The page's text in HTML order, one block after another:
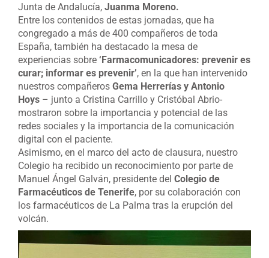
Junta de Andalucía, Juanma Moreno.
Entre los contenidos de estas jornadas, que ha
congregado a más de 400 compañeros de toda
España, también ha destacado la mesa de
experiencias sobre ‘Farmacomunicadores: prevenir es
curar; informar es prevenir’, en la que han intervenido
nuestros compañeros Gema Herrerías y Antonio
Hoys – junto a Cristina Carrillo y Cristóbal Abrio-
mostraron sobre la importancia y potencial de las
redes sociales y la importancia de la comunicación
digital con el paciente.
Asimismo, en el marco del acto de clausura, nuestro
Colegio ha recibido un reconocimiento por parte de
Manuel Ángel Galván, presidente del Colegio de
Farmacéuticos de Tenerife, por su colaboración con
los farmacéuticos de La Palma tras la erupción del
volcán.